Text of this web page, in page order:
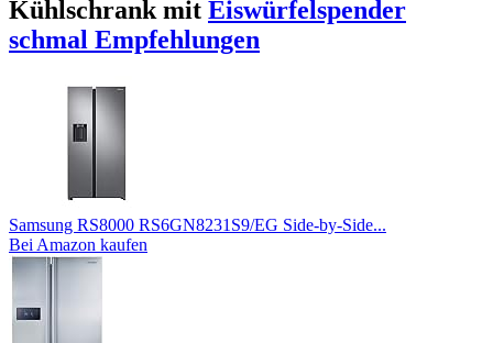
Kühlschrank mit Eiswürfelspender
schmal Empfehlungen
Samsung RS8000 RS6GN8231S9/EG Side-by-Side...
Bei Amazon kaufen